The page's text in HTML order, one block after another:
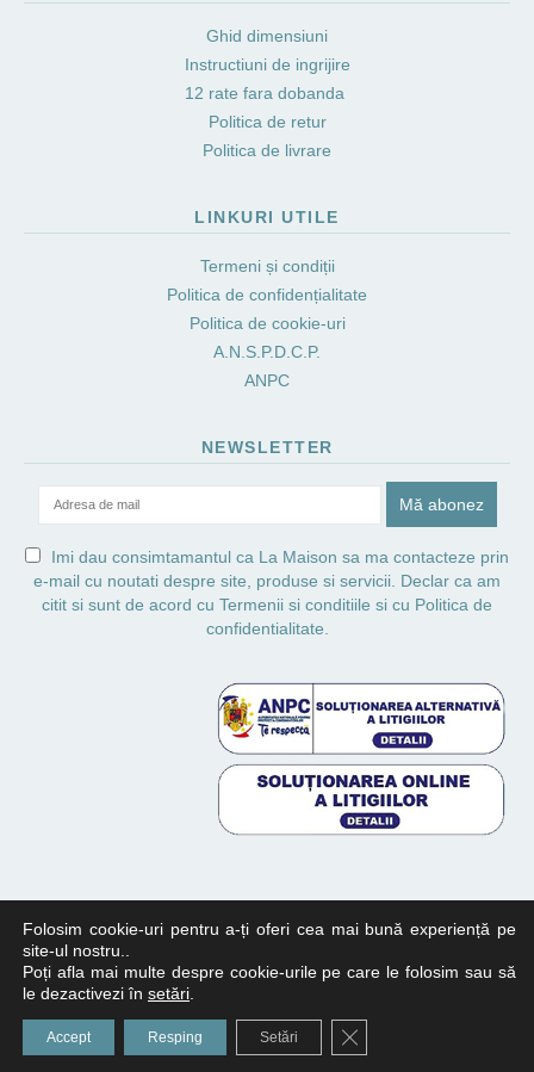
Ghid dimensiuni
Instructiuni de ingrijire
12 rate fara dobanda
Politica de retur
Politica de livrare
LINKURI UTILE
Termeni și condiții
Politica de confidențialitate
Politica de cookie-uri
A.N.S.P.D.C.P.
ANPC
NEWSLETTER
Imi dau consimtamantul ca La Maison sa ma contacteze prin
e-mail cu noutati despre site, produse si servicii. Declar ca am
citit si sunt de acord cu Termenii si conditiile si cu Politica de
confidentialitate.
© Copyright 2024 LaBoutique. All Rights Reserved.
Folosim cookie-uri pentru a-ți oferi cea mai bună experiență pe
site-ul nostru..
Poți afla mai multe despre cookie-urile pe care le folosim sau să
le dezactivezi în setări
Accept Resping Setări Close GDPR Cookie